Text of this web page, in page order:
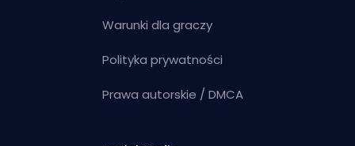
Warunki dla graczy
Polityka prywatności
Prawa autorskie / DMCA